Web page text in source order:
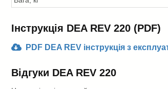
Інструкція DEA REV 220 (PDF)
PDF DEA REV інструкція з
Відгуки DEA REV 220